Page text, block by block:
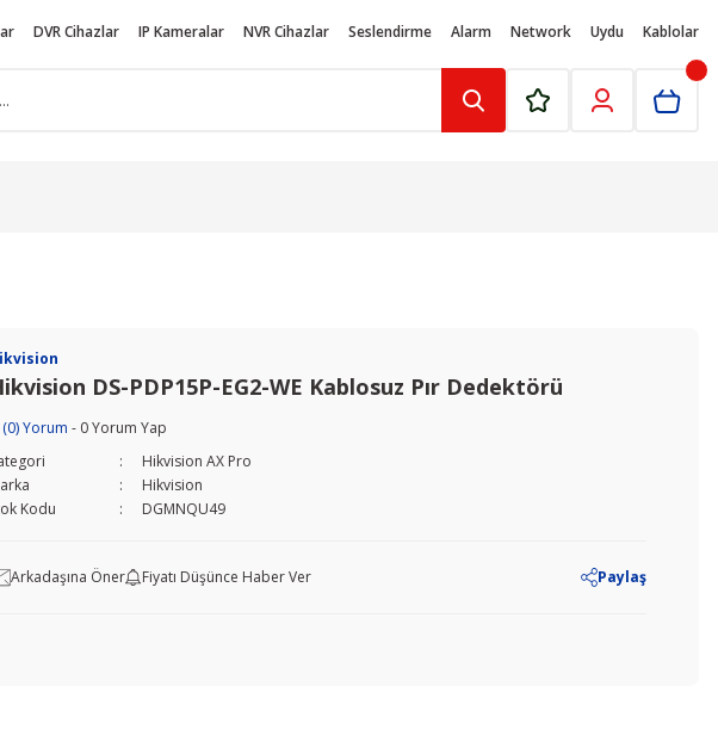
DVR Cihazlar IP Kameralar NVR Cihazlar Seslendirme Alarm Network Uydu Kablolar
DS-PDP15P-EG2-WE Kablosuz Pır Dedektörü
(0) Yorum - 0 Yorum Yap
Hikvision AX Pro
Hikvision
Kodu
DGMNQU49
Arkadaşına Öner Fiyatı Düşünce Haber Ver Paylaş